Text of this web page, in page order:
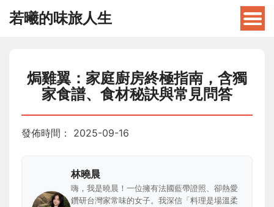
若曦的味旅人生
焗雞翼：家庭廚房終極指南，含獨
家食譜、食材秘訣與常見問答
發佈時間： 2025-09-16
林曉晨
嗨，我是曉晨！一位擁有法國藍帶證照、卻熱愛
鑽研台灣家常味的女子。我深信「料理是場溫柔